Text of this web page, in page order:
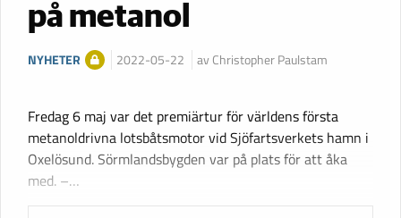
på metanol
NYHETER 2022-05-22 av Christopher Paulstam
Fredag 6 maj var det premiärtur för världens första
metanoldrivna lotsbåtsmotor vid Sjöfartsverkets hamn i
Oxelösund. Sörmlandsbygden var på plats för att åka
med. –…